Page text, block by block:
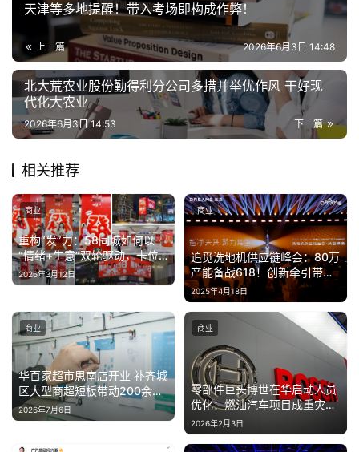
技
财
经
育
专
题
汽
·
新
源
登录 注册
天津等多地提醒！带入考场即构成作弊！
上一篇 2026年6月3日 14:48
北大荒农业股份勤得利分公司多措并举优作风 干好现
代化大农业
下一篇
2026年6月3日 14:53
相关推荐
重构“发”力：58同城如何以
“情绪+生意”双轮驱动，卡位
开年增长新周期
2026年3月12日
商业
追觅洗地机供应链峰会：80万
产能备战618！创新牵引带动
上下游协同发展
2025年4月18日
商业
华百家超市思南店开业 补齐城
区大型商超短板带动200余人
就业
2026年7月6日
商业
零部件巨头博世在华启动人员
优化：燃油汽车项目成重灾区
补偿N+4
2026年2月3日
商业